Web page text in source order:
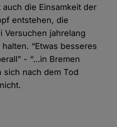
die Einsamkeit der
entstehen, die
Versuchen jahrelang
“Etwas besseres
- “…in Bremen
nach dem Tod